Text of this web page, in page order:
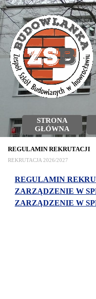
STRONA
GŁÓWNA
REGULAMIN REKRUTACJI
REKRUTACJA 2026/2027
REGULAMIN
ZARZĄDZENIE W
ZARZĄDZENIE W